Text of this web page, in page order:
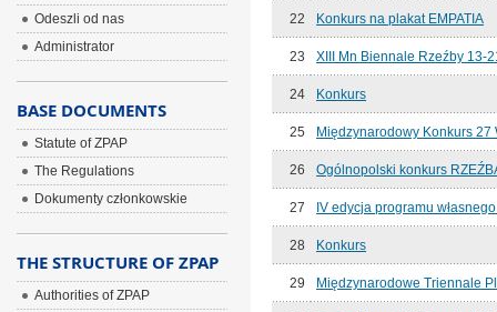
22 Konkurs na plakat EMPATIA
23 XIII Mn Biennale Rzeźby 13-
24 Konkurs
25 Międzynarodowy Konkurs
26 Ogólnopolski konkurs
27 IV edycja programu
28 Konkurs
29 Międzynarodowe Triennale
Odeszli od nas
Administrator
BASE DOCUMENTS
Statute of ZPAP
The Regulations
Dokumenty członkowskie
THE STRUCTURE OF ZPAP
Authorities of ZPAP